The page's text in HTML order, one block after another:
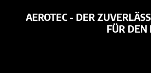
AEROTEC - DER
FÜR DEN